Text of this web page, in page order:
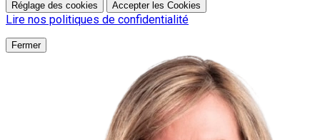
Réglage des cookies Accepter les Cookies
Lire nos politiques de confidentialité
Fermer